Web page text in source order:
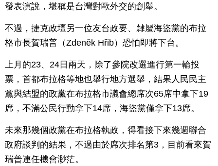
發表演說，堪稱是台灣對歐外交的創舉。
不過，捷克政壇另一位友台政要、隸屬海盜黨的布拉
格市長賀瑞普（Zdeněk Hřib）恐怕即將下台。
上月的23、24日兩天，除了參院改選進行第一輪投
票，首都布拉格等地也舉行地方選舉，結果人民民主
黨與結盟的政黨在布拉格市議會總席次65席中拿下19
席，不滿公民行動拿下14席，海盜黨僅拿下13席。
未來那幾個政黨在布拉格執政，得看接下來幾週聯合
政府談判的結果，不過由於席次排名第3，目前看來賀
瑞普連任機會渺茫。